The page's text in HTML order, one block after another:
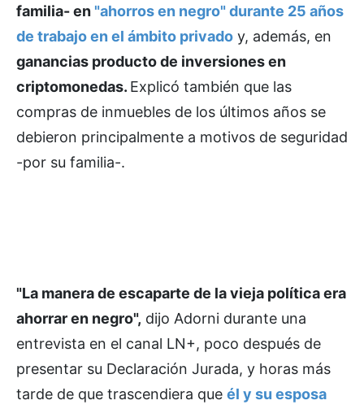
familia- en "ahorros en negro" durante 25 años
de trabajo en el ámbito privado y, además, en
ganancias producto de inversiones en
criptomonedas. Explicó también que las
compras de inmuebles de los últimos años se
debieron principalmente a motivos de seguridad
-por su familia-.
"La manera de escaparte de la vieja política era
ahorrar en negro", dijo Adorni durante una
entrevista en el canal LN+, poco después de
presentar su Declaración Jurada, y horas más
tarde de que trascendiera que él y su esposa